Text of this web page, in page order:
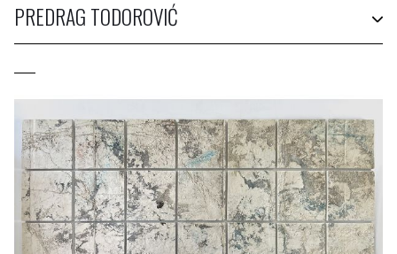
PREDRAG TODOROVIĆ